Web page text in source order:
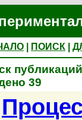
ПОИСК
39